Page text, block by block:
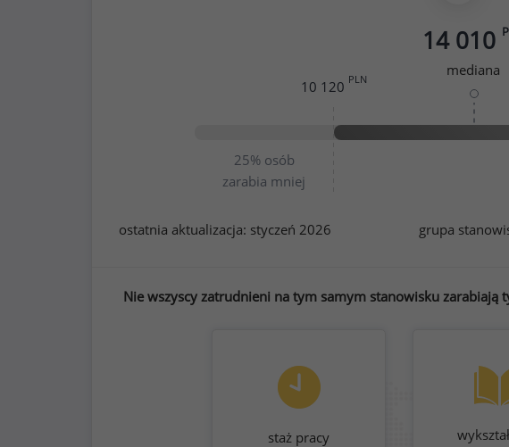
14 010
mediana
25% osób
zarabia mniej
10 120 PLN
ostatnia aktualizacja: styczeń 2026 grupa
Nie wszyscy zatrudnieni na tym samym stanowisku
staż pracy